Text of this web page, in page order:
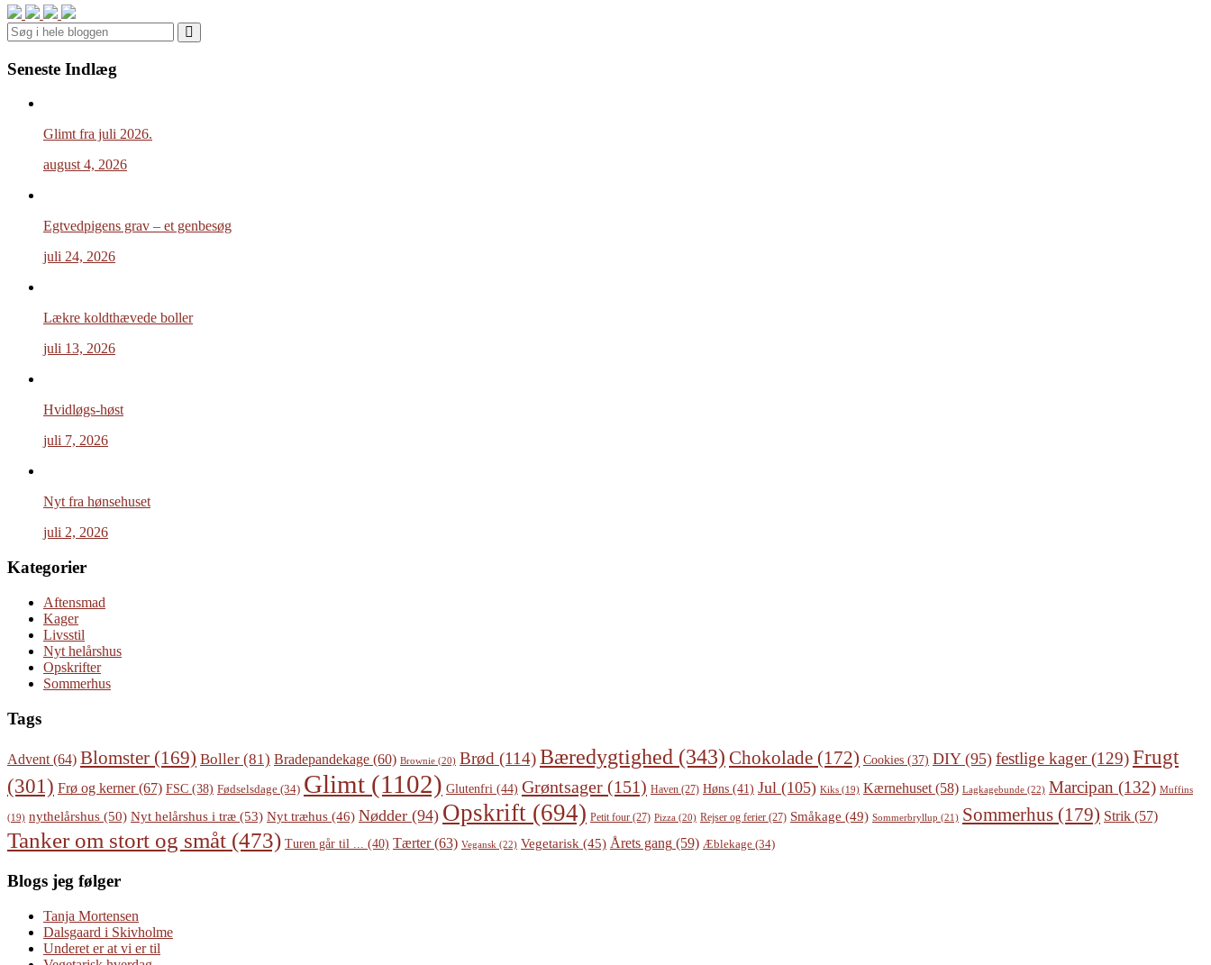
Seneste Indlæg
Glimt fra juli 2026.
august 4, 2026
Egtvedpigens grav – et genbesøg
juli 24, 2026
Lækre koldthævede boller
juli 13, 2026
Hvidløgs-høst
juli 7, 2026
Nyt fra hønsehuset
juli 2, 2026
Kategorier
Aftensmad
Kager
Livsstil
Nyt helårshus
Opskrifter
Sommerhus
Tags
Advent (64) Blomster (169) Boller (81) Bradepandekage (60) Brownie (20) Brød (114)Bæredygtighed (343) Chokolade (172) Cookies (37) DIY(95) festlige kager(129)Frugt
(301) Frø og kerner(67) FSC (38) Fødselsdage (34) Glimt (1102) Glutenfri (44) Grøntsager (151) Haven (27) Høns (41) Jul (105) Kiks (19) Kærnehuset (58) Lagkagebunde (22) Marcipan (132) Muffins
(19) nythelårshus (50) Nyt helårshus i træ (53) Nyt træhus (46) Nødder (94) Opskrift (694) Petit four (27) Pizza (20) Rejser og ferier (27) Småkage (49) Sommerbryllup (21) Sommerhus (179) Strik (57)
Tanker om stort og småt (473) Turen går til ... (40) Tærter(63) Vegansk (22) Vegetarisk (45) Årets gang (59) Æblekage (34)
Blogs jeg følger
Tanja Mortensen
Dalsgaard i Skivholme
Underet er at vi er til